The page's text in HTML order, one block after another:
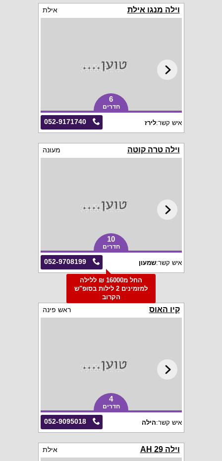
וילה מנגו אילת אילת
6
חדרים
052-9171740 איש קשר:לירז
וילה טרה קוטה מעונה
10
חדרים
052-9708199 איש קשר:שמעון
החל מ16000 ₪ ללילה
למזמינים 2 לילות בסופ"ש
הקרוב
קיו האוס ראש פינה
4
חדרים
052-9095018 איש קשר:הילה
וילה 29 AH אילת